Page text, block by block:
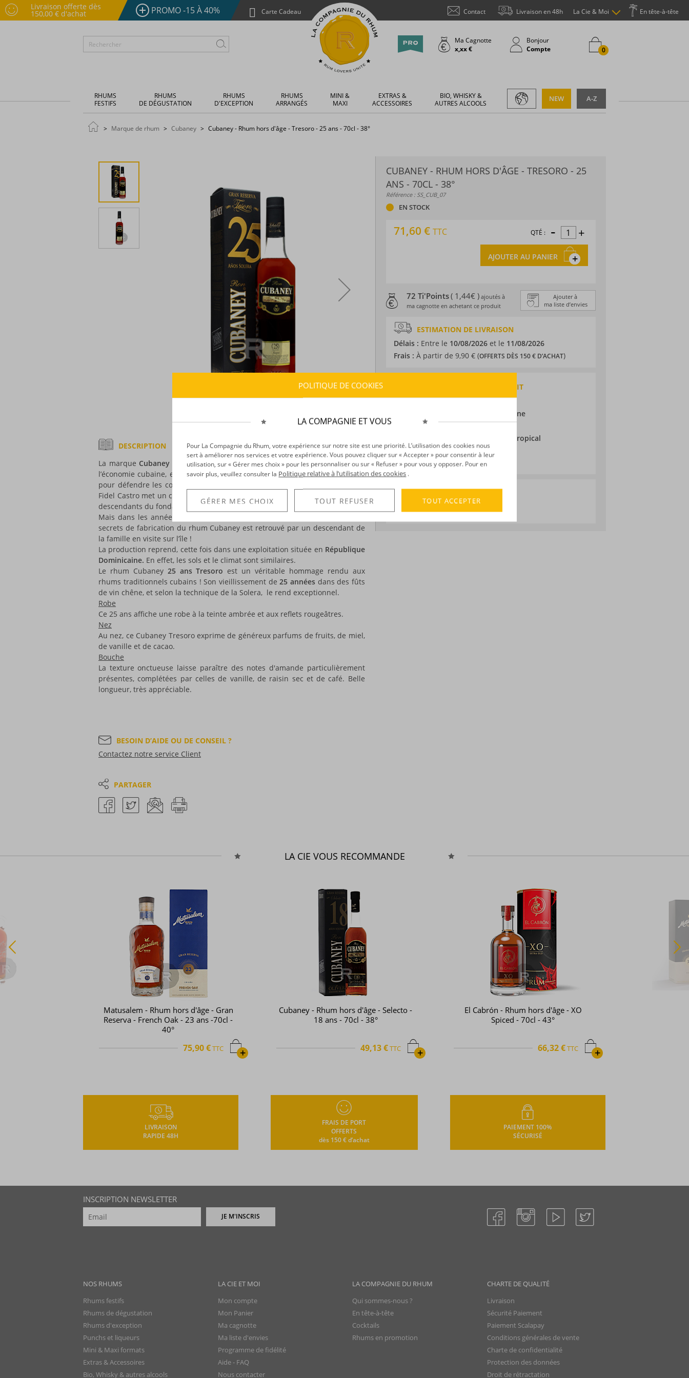
Livraison offerte dès
150,00 € d'achat PROMO -15 À 40% Carte Cadeau En tête-à-tête
La Cie & Moi
Livraison en 48h
Contact
Ma Cagnotte
x,xx €
Bonjour
Compte
0
RHUMS
FESTIFS
RHUMS
DE DÉGUSTATION
RHUMS
D'EXCEPTION
RHUMS
ARRANGÉS
MINI &
MAXI
EXTRAS &
ACCESSOIRES
BIO, WHISKY &
AUTRES ALCOOLS
A-Z
NEW
Marque de rhum Cubaney Cubaney - Rhum hors d'âge - Tresoro - 25 ans - 70cl - 38°
CUBANEY - RHUM HORS D'ÂGE - TRESORO - 25
ANS - 70CL - 38°
Référence : SS_CUB_07
EN STOCK
71,60 € TTC QTÉ : - +
AJOUTER AU PANIER
Ajouter à
ma liste d’envies
72 Ti'Points( 1,44€ )ajoutés à
ma cagnotte en achetant ce produit
ESTIMATION DE LIVRAISON
Délais : Entre le 10/08/2026et le 11/08/2026
Frais : À partir de 9,90 € (OFFERTS DÈS 150 € D’ACHAT)
CARACTÉRISTIQUES DU PRODUIT
Type d’alcool :Rhum traditionnel
République Dominicaine
Distillation :
Colonne
Tropical
Volume :70CL
Degré :38°
DÉCOUVERTE
Voir tous les produits :Cubaney
DESCRIPTION
La marque Cubaney se distingue par une histoire tumultueuse. Fleuron de
l’économie cubaine, elle fait beaucoup, depuis 1870, année de sa fondation,
pour défendre les couleurs du rhum cubain. Mais la révolution menée par
Fidel Castro met un coup d’arrêt à la production. Craignant pour leur vie, les
descendants du fondateur, Don Juanillo Oliver, prennent la fuite.
Mais dans les années 80, c’est le renouveau : un document présentant les
secrets de fabrication du rhum Cubaney est retrouvé par un descendant de
la famille en visite sur l’île !
La production reprend, cette fois dans une exploitation située en République
Dominicaine. En effet, les sols et le climat sont similaires.
Le rhum Cubaney 25 ans Tresoro est un véritable hommage rendu aux
rhums traditionnels cubains ! Son vieillissement de25 années dans des fûts
de vin chêne, et selon la technique de la Solera, le rend exceptionnel.
Robe
Ce 25 ans affiche une robe à la teinte ambrée et aux reflets rougeâtres.
Nez
Au nez, ce Cubaney Tresoro exprime de généreux parfums de fruits, de miel,
de vanille et de cacao.
Bouche
La texture onctueuse laisse paraître des notes d'amande particulièrement
présentes, complétées par celles de vanille, de raisin sec et de café. Belle
longueur, très appréciable.
BESOIN D’AIDE OU DE CONSEIL ?
Contactez notre service Client
PARTAGER
LA CIE VOUS RECOMMANDE
Cubaney - Rhum hors d'âge - Selecto -
18 ans - 70cl - 38°
+
49,13 €TTC
El Cabrón - Rhum hors d'âge - XO
Spiced - 70cl - 43°
+
66,32 €TTC
Matusalem - Rhum hors d'âge - Gran
reserva - Enigma - 23 ans -70cl - 40°
69,95 € TTC
LIVRAISON
RAPIDE 48H
FRAIS DE PORT
OFFERTS
dès 150 € d’achat
PAIEMENT 100%
SÉCURISÉ
INSCRIPTION NEWSLETTER
JE M'INSCRIS
NOS RHUMS
Rhums festifs
Rhums de dégustation
Rhums d'exception
Punchs et liqueurs
Mini & Maxi formats
Extras & Accessoires
Bio, Whisky & autres alcools
LA COMPAGNIE DU RHUM
Qui sommes-nous ?
En tête-à-tête
Cocktails
Rhums en promotion
LA CIE ET MOI
Mon compte
Mon Panier
Ma cagnotte
Ma liste d'envies
Programme de fidélité
Aide - FAQ
Nous contacter
CHARTE DE QUALITÉ
Livraison
Sécurité Paiement
Paiement Scalapay
Conditions générales de vente
Charte de confidentialité
Protection des données
Droit de rétractation
POLITIQUE DE COOKIES
LA COMPAGNIE ET VOUS
Pour La Compagnie du Rhum, votre expérience sur notre site est une priorité. L’utilisation des cookies nous
sert à améliorer nos services et votre expérience. Vous pouvez cliquer sur « Accepter » pour consentir à leur
utilisation, sur « Gérer mes choix » pour les personnaliser ou sur « Refuser » pour vous y opposer. Pour en
savoir plus, veuillez consulter la Politique relative à l’utilisation des cookies .
GÉRER MES CHOIX TOUT REFUSER TOUT ACCEPTER